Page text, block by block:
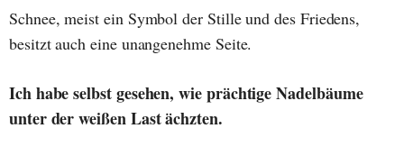
Schnee, meist ein Symbol der Stille und des Friedens,
besitzt auch eine unangenehme Seite.
Ich habe selbst gesehen, wie prächtige Nadelbäume
unter der weißen Last ächzten.